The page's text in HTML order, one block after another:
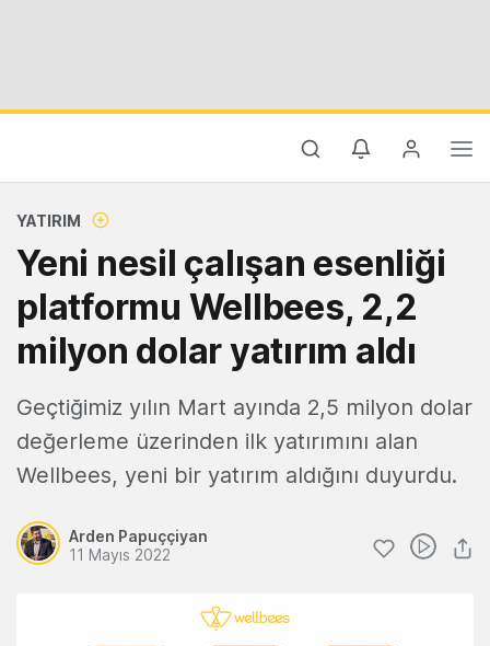
YATIRIM
Yeni nesil çalışan esenliği
platformu Wellbees, 2,2
milyon dolar yatırım aldı
Geçtiğimiz yılın Mart ayında 2,5 milyon dolar
değerleme üzerinden ilk yatırımını alan
Wellbees, yeni bir yatırım aldığını duyurdu.
Arden Papuççiyan
11 Mayıs 2022